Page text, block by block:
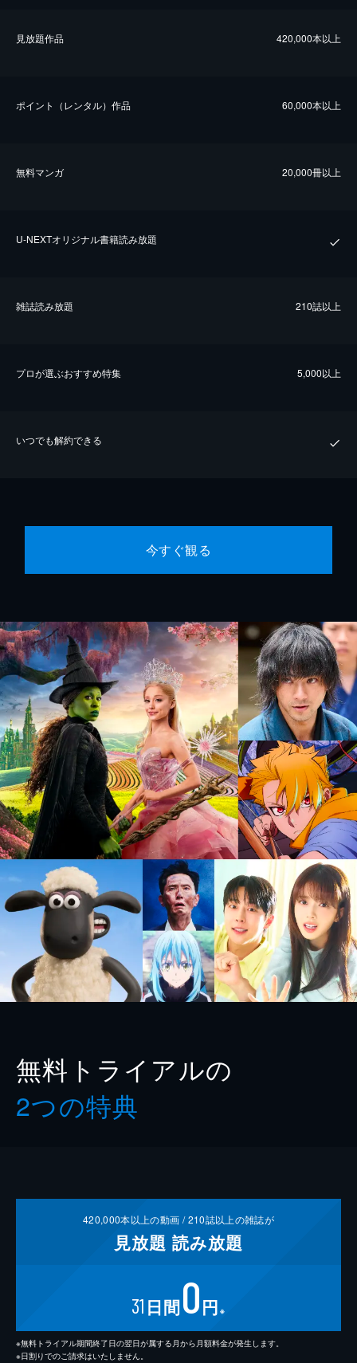
⾒放題作品 420,000本以上
ポイント（レンタル）作品 60,000本以上
無料マンガ 20,000冊以上
U-NEXTオリジナル書籍読み放題
雑誌読み放題 210誌以上
プロが選ぶおすすめ特集 5,000以上
いつでも解約できる
今すぐ観る
無料トライアルの
2つの特典
420,000本以上の動画 /210誌以上の雑誌が
見放題 読み放題
31 日間0円 ※
※無料トライアル期間終了日の翌日が属する月から月額料金が発生します。
※日割りでのご請求はいたしません。